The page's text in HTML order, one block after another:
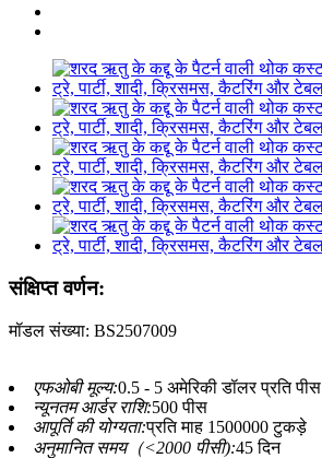
संक्षिप्त वर्णन:
मॉडल संख्या: BS2507009
एफओबी मूल्य:0.5 - 5 अमेरिकी डॉलर प्रति पीस
न्यूनतम आर्डर राशि:500 पीस
आपूर्ति की योग्यता:प्रति माह 1500000 टुकड़े
अनुमानित समय（<2000 पीसी):45 दिन